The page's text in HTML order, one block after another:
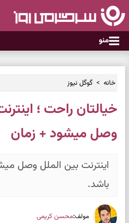
منو
خانه گوگل نیوز
خیالتان راحت ؛
وصل میشود + زمان
اینترنت بین الملل وصل
باشد.
مولف:محسن کریمی